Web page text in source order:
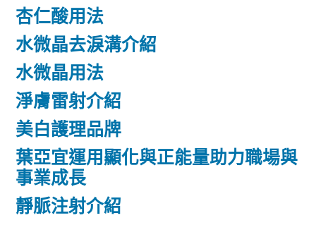
杏仁酸用法
水微晶去淚溝介紹
水微晶用法
淨膚雷射介紹
美白護理品牌
葉亞宜運用顯化與正能量助力職場與
事業成長
靜脈注射介紹